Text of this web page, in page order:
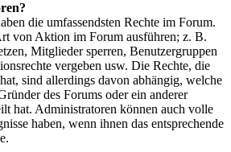
die umfassendsten Rechte im Forum.
von Aktion im Forum ausführen; z. B.
Mitglieder sperren, Benutzergruppen
vergeben usw. Die Rechte, die
sind allerdings davon abhängig, welche
des Forums oder ein anderer
hat. Administratoren können auch volle
haben, wenn ihnen das entsprechende